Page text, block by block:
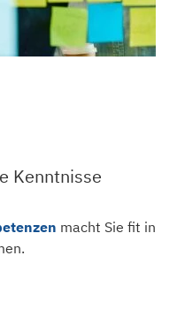
Kenntnisse
macht Sie fit in